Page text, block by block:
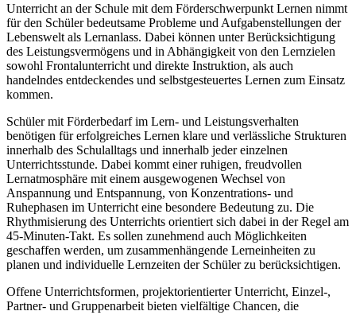
Unterricht an der Schule mit dem Förderschwerpunkt Lernen nimmt
für den Schüler bedeutsame Probleme und Aufgabenstellungen der
Lebenswelt als Lernanlass. Dabei können unter Berücksichtigung
des Leistungsvermögens und in Abhängigkeit von den Lernzielen
sowohl Frontalunterricht und direkte Instruktion, als auch
handelndes entdeckendes und selbstgesteuertes Lernen zum Einsatz
kommen.
Schüler mit Förderbedarf im Lern- und Leistungsverhalten
benötigen für erfolgreiches Lernen klare und verlässliche Strukturen
innerhalb des Schulalltags und innerhalb jeder einzelnen
Unterrichtsstunde. Dabei kommt einer ruhigen, freudvollen
Lernatmosphäre mit einem ausgewogenen Wechsel von
Anspannung und Entspannung, von Konzentrations- und
Ruhephasen im Unterricht eine besondere Bedeutung zu. Die
Rhythmisierung des Unterrichts orientiert sich dabei in der Regel am
45-Minuten-Takt. Es sollen zunehmend auch Möglichkeiten
geschaffen werden, um zusammenhängende Lerneinheiten zu
planen und individuelle Lernzeiten der Schüler zu berücksichtigen.
Offene Unterrichtsformen, projektorientierter Unterricht, Einzel-,
Partner- und Gruppenarbeit bieten vielfältige Chancen, die